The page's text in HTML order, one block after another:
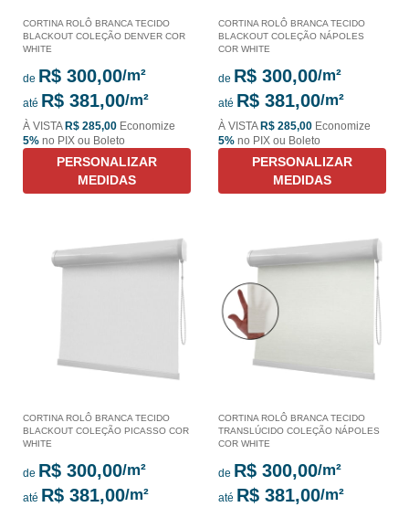
CORTINA ROLÔ BRANCA TECIDO
BLACKOUT COLEÇÃO DENVER COR
WHITE
de R$ 300,00
até R$ 381,00
À VISTAR$ 285,00 Economize
5% no PIX ou Boleto
PERSONALIZAR
MEDIDAS
CORTINA ROLÔ BRANCA TECIDO
BLACKOUT COLEÇÃO NÁPOLES
COR WHITE
de R$ 300,00
até R$ 381,00
À VISTAR$ 285,00 Economize
5% no PIX ou Boleto
PERSONALIZAR
MEDIDAS
CORTINA ROLÔ BRANCA TECIDO
BLACKOUT COLEÇÃO PICASSO COR
WHITE
de R$ 300,00
até R$ 381,00
CORTINA ROLÔ BRANCA TECIDO
TRANSLÚCIDO COLEÇÃO NÁPOLES
COR WHITE
de R$ 300,00
até R$ 381,00